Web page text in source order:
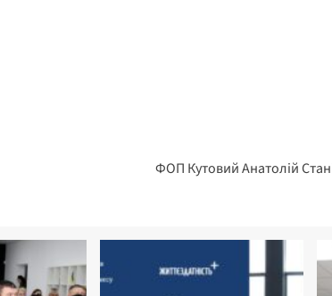
ФОП Кутовий Анатолій